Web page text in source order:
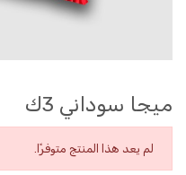
ميجا سوداني 3ك
لم يعد هذا المنتج متوفرًا.